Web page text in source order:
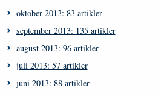
oktober 2013: 83 artikler
september 2013: 135 artikler
august 2013: 96 artikler
juli 2013: 57 artikler
juni 2013: 88 artikler